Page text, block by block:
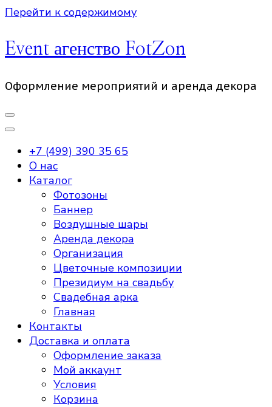
Перейти к содержимому
Event агенство FotZon
Оформление мероприятий и аренда декора
+7 (499) 390 35 65
О нас
Каталог
Фотозоны
Баннер
Воздушные шары
Аренда декора
Организация
Цветочные композиции
Президиум на свадьбу
Свадебная арка
Главная
Контакты
Доставка и оплата
Оформление заказа
Мой аккаунт
Условия
Корзина